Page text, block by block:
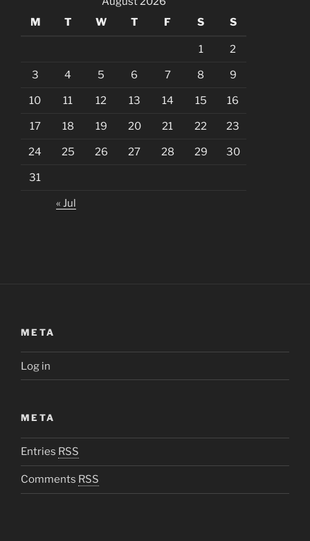
M
T W T F S S
1 2
3 4 5 6 7 8 9
10 11 12 13 14 15 16
17 18 19 20 21 22 23
24 25 26 27 28 29 30
31
« Jul
META
Log in
META
Entries RSS
Comments RSS